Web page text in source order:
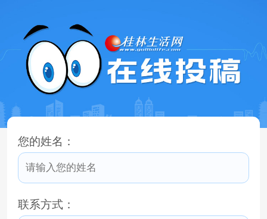
您的姓名：
联系方式：